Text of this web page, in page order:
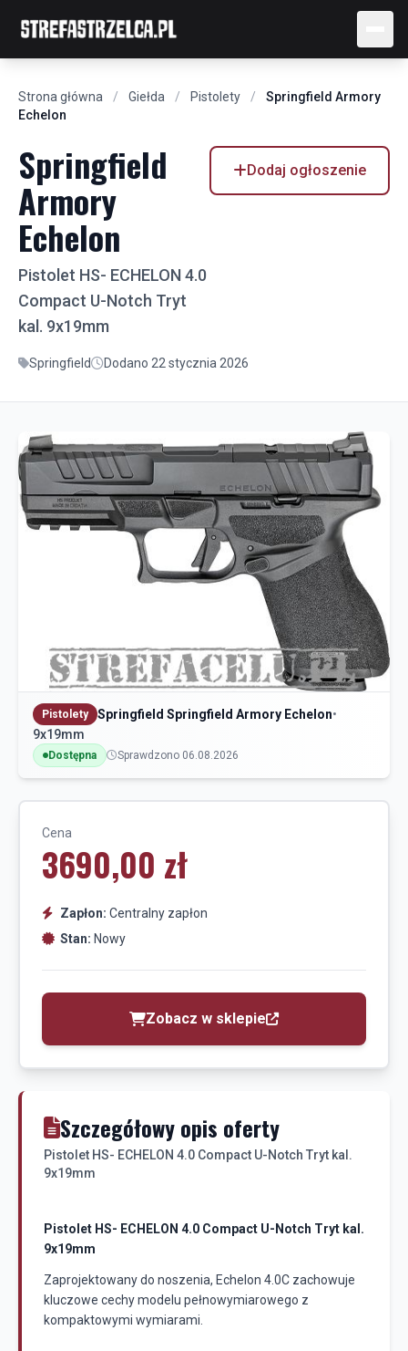
Strona główna / Giełda / Pistolety /
Springfield Armory
Echelon
Springfield
Armory
Echelon
Pistolet HS- ECHELON 4.0
Compact U-Notch Tryt
kal. 9x19mm
Dodaj ogłoszenie
Springfield Dodano 22 stycznia 2026
Pistolety Springfield Springfield Armory Echelon•
9x19mm
Dostępna Sprawdzono 06.08.2026
Cena
3690,00 zł
Zapłon: Centralny zapłon
Stan: Nowy
Zobacz w sklepie
Szczegółowy opis oferty
Pistolet HS- ECHELON 4.0 Compact U-Notch Tryt kal.
9x19mm
Pistolet HS- ECHELON 4.0 Compact U-Notch Tryt kal.
9x19mm
Zaprojektowany do noszenia, Echelon 4.0C zachowuje
kluczowe cechy modelu pełnowymiarowego z
kompaktowymi wymiarami.